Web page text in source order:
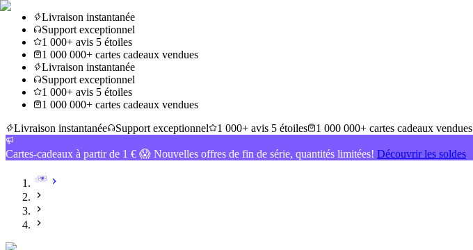
Livraison instantanée
Support exceptionnel
1 000+ avis 5 étoiles
1 000 000+ cartes cadeaux vendues
Livraison instantanée
Support exceptionnel
1 000+ avis 5 étoiles
1 000 000+ cartes cadeaux vendues
Livraison instantanée
Support exceptionnel 1 000+ avis 5 étoiles 1 000 000+ cartes cadeaux vendues
Cartes-cadeaux à partir de 1 € 😱 Nouvelles offres de fin de série, quantités limitées! Découvrir les soldes